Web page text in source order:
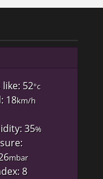
like: 52°c
18km/h
35%
mbar
8